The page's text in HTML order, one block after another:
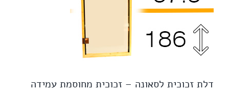
דלת זכוכית לסאונה – זכוכית מחוסמת עמידה